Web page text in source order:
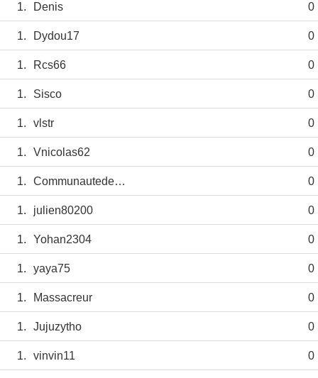
1. Denis 0
1. Dydou17 0
1. Rcs66 0
1. Sisco 0
1. vlstr 0
1. Vnicolas62 0
1. Communautedelag 0
1. julien80200 0
1. Yohan2304 0
1. yaya75 0
1. Massacreur 0
1. Jujuzytho 0
1. vinvin11 0